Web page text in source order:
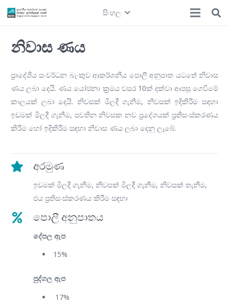
සිංහල
නිවාස ණය
ප්‍රාදේශීය සංවර්ධන බැංකුව ආකර්ශනීය පොලී අනුපාත යටතේ නිවාස
ණය ලබා දෙයි. ණය යෝජනා ක්‍රමය වසර 10ක් දක්වා ආපසු ගෙවීමේ
කාලයක් ලබා දෙයි. නිවසක් මිලදී ගැනීම, නිවසක් ඉදිකිරීම සඳහා
ඉඩමක් මිලදී ගැනීම, පවතින නිවසක නව ප්‍රදේශයක් ප්‍රතිසංස්කරණය
කිරීම හෝ ඉදිකිරීම සඳහා නිවාස ණය ලබා දෙනු ලැබේ.
අරමුණ
ඉඩමක් මිලදී ගැනීම, නිවසක් මිලදී ගැනීම, නිවසක් තැනීම,
එය ප්‍රතිසංස්කරණය කිරීම සඳහා
පොලී අනුපාතය
දේපල ඇප
15%
පුද්ගල ඇප
17%